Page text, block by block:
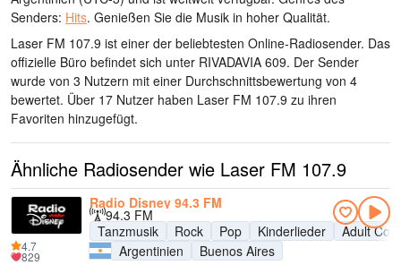
Senders: Hits. Genießen Sie die Musik in hoher Qualität.
Laser FM 107.9 ist einer der beliebtesten Online-Radiosender. Das
offizielle Büro befindet sich unter RIVADAVIA 609. Der Sender
wurde von 3 Nutzern mit einer Durchschnittsbewertung von 4
bewertet. Über 17 Nutzer haben Laser FM 107.9 zu ihren
Favoriten hinzugefügt.
Ähnliche Radiosender wie Laser FM 107.9
Radio Disney 94.3 FM
94.3 FM
Tanzmusik
Rock Pop Kinderlieder
Adult
Argentinien
Buenos Aires
4.7
829